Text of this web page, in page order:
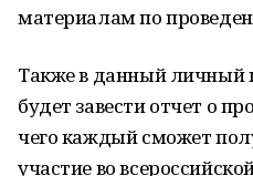
материалам по
Также в данный личный
будет завести отчет о
чего каждый сможет
участие во